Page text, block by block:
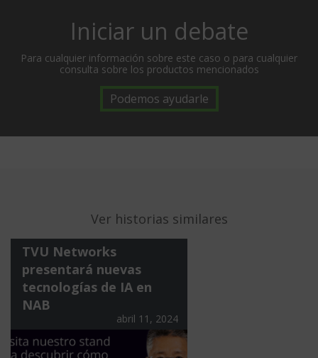
Iniciar un debate
Para cualquier información sobre este caso o para cualquier
consulta sobre los productos mencionados
Podemos ayudarle
Ver historias similares
TVU Networks
presentará nuevas
tecnologías de IA en
NAB
abril 11, 2024